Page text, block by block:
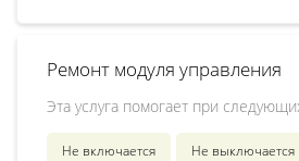
Ремонт модуля управления
Эта услуга помогает при
Не включается Не выключается